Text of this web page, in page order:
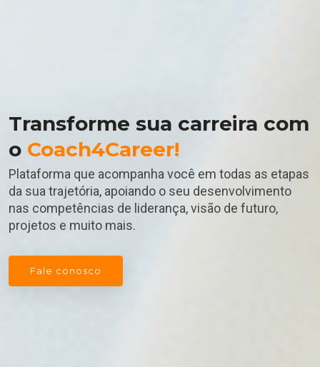
Transforme sua carreira com
o Coach4Career!
Plataforma que acompanha você em todas as etapas
da sua trajetória, apoiando o seu desenvolvimento
nas competências de liderança, visão de futuro,
projetos e muito mais.
Fale conosco